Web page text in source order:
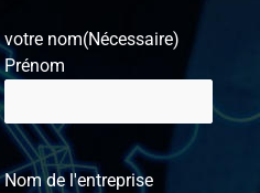
votre nom(Nécessaire)
Prénom
Nom de l'entreprise